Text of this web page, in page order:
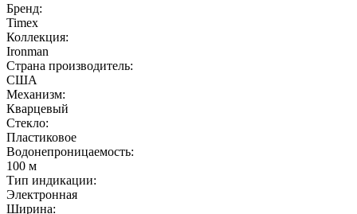
Бренд:
Timex
Коллекция:
Ironman
Страна производитель:
США
Механизм:
Кварцевый
Стекло:
Пластиковое
Водонепроницаемость:
100 м
Тип индикации:
Электронная
Ширина: